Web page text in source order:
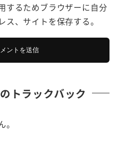
するためブラウザーに自分
ス、サイトを保存する。
トラックバック